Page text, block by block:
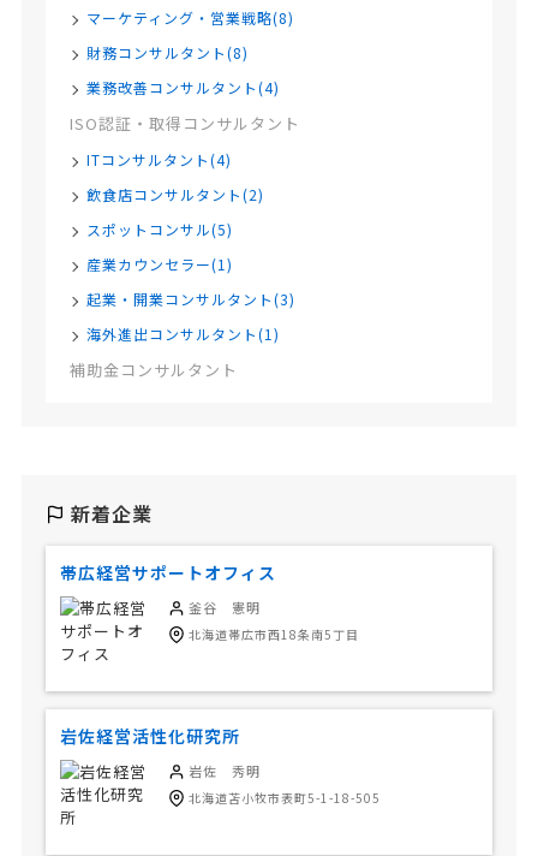
マーケティング・営業戦略(8)
財務コンサルタント(8)
業務改善コンサルタント(4)
ISO認証・取得コンサルタント
ITコンサルタント(4)
飲食店コンサルタント(2)
スポットコンサル(5)
産業カウンセラー(1)
起業・開業コンサルタント(3)
海外進出コンサルタント(1)
補助金コンサルタント
新着企業
帯広経営サポートオフィス
釜谷 憲明
北海道帯広市西18条南5丁目
岩佐経営活性化研究所
岩佐 秀明
北海道苫小牧市表町5-1-18-505